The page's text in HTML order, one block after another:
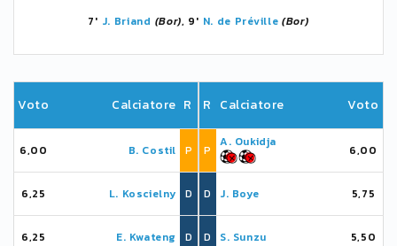
7' J. Briand (Bor), 9' N. de Préville (Bor)
Voto Calciatore R
6,00 B. Costil P
6,25 L. Koscielny D
6,25 E. Kwateng D
R Calciatore Voto
P
A. Oukidja
6,00
D J. Boye 5,75
D S. Sunzu 5,50